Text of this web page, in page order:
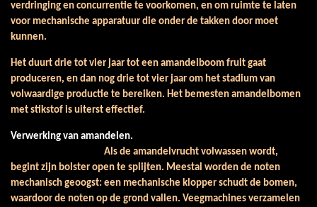
verdringing en concurrentie te voorkomen, en om ruimte te laten
voor ​​mechanische apparatuur die onder de takken door moet
kunnen.
Het duurt drie tot vier jaar tot een amandelboom fruit gaat
produceren, en dan nog drie tot vier jaar om het stadium van
volwaardige productie te bereiken. Het bemesten amandelbomen
met stikstof is uiterst effectief.
Verwerking van amandelen.
Als de amandelvrucht volwassen wordt,
begint zijn bolster open te splijten. Meestal worden de noten
mechanisch geoogst: een mechanische klopper schudt de bomen,
waardoor de noten op de grond vallen. Veegmachines verzamelen